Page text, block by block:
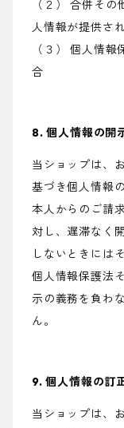
（２） 合併そ
人情報が提供さ
（３） 個人情
合
8. 個人情報の開
当ショップは、
基づき個人情報
本人からのご請
対し、遅滞なく
しないときには
個人情報保護法
示の義務を負わ
ん。
9. 個人情報の訂
当ショップは、